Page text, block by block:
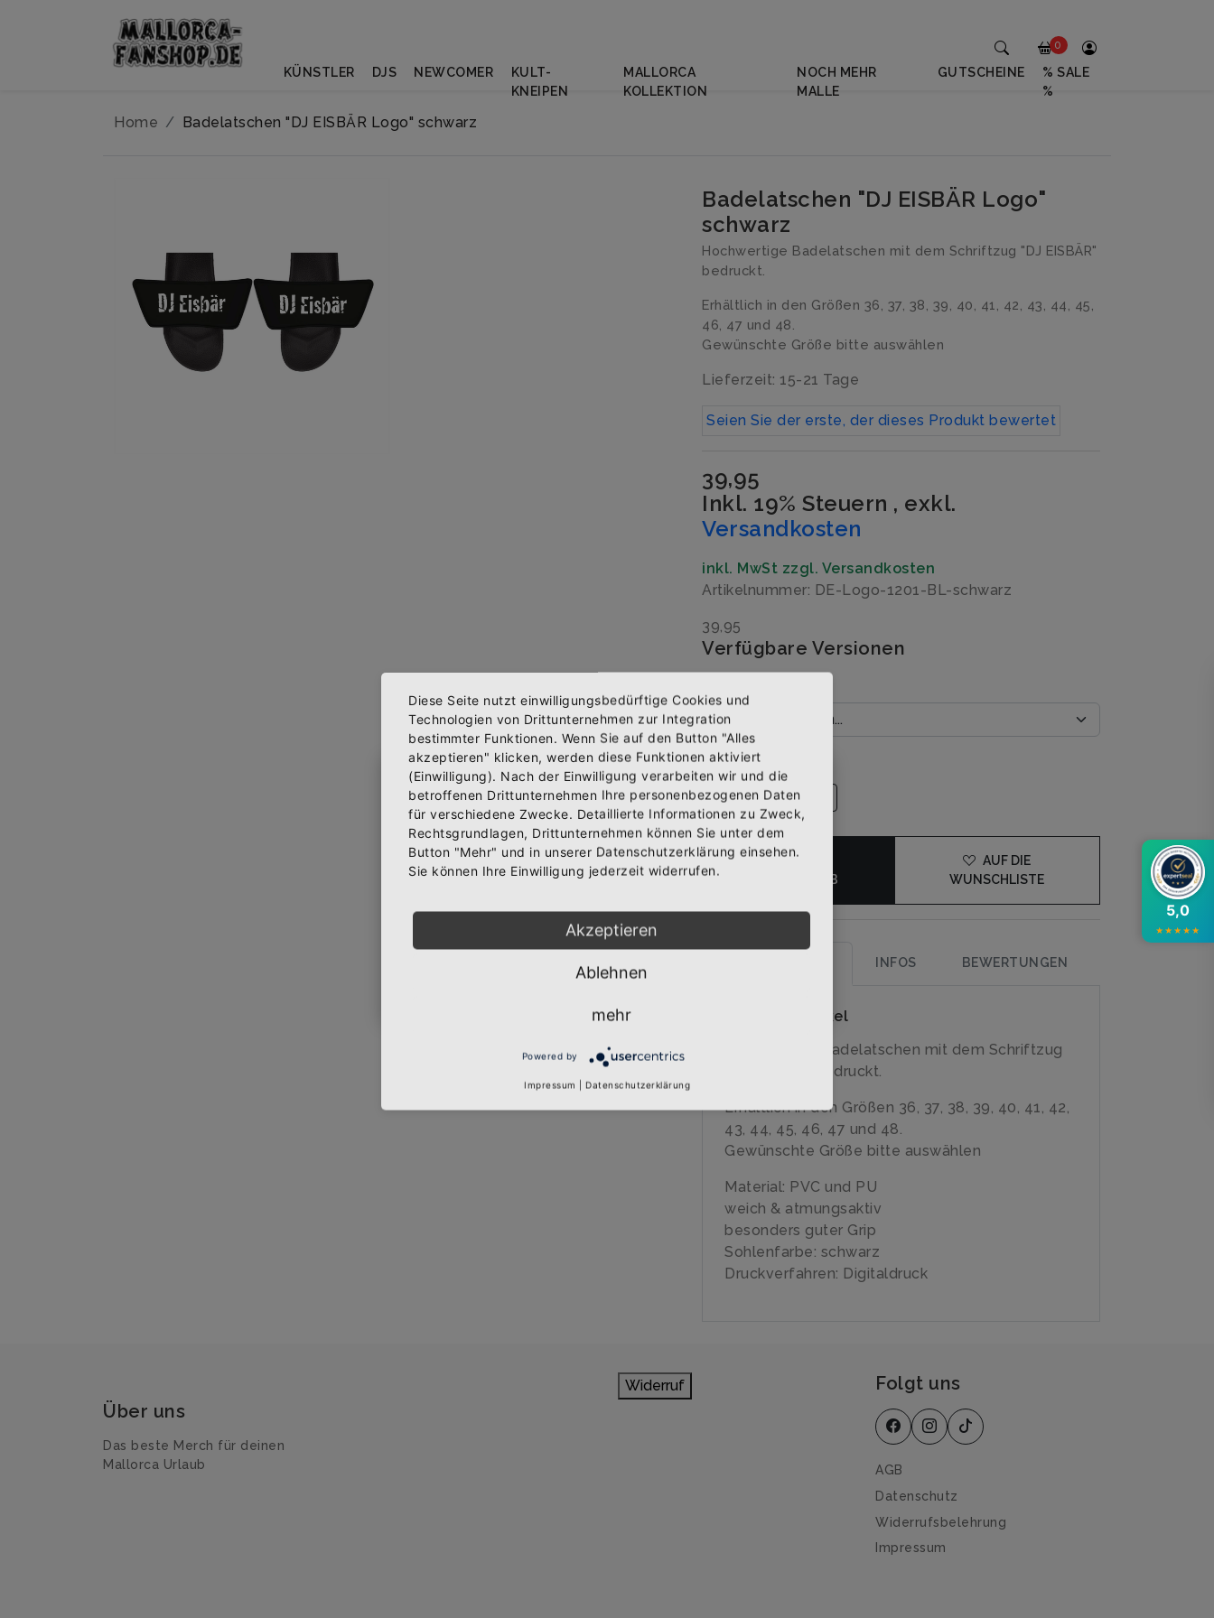
Home Badelatschen "DJ EISBÄR Logo" schwarz
Badelatschen "DJ EISBÄR Logo"
schwarz
Hochwertige Badelatschen mit dem Schriftzug "DJ EISBÄR"
bedruckt.
Erhältlich in den Größen 36, 37, 38, 39, 40, 41, 42, 43, 44, 45,
46, 47 und 48.
Gewünschte Größe bitte auswählen
Lieferzeit: 15-21 Tage
Seien Sie der erste, der dieses Produkt bewertet
39,95
Inkl. 19% Steuern , exkl.
Versandkosten
inkl. MwSt zzgl. Versandkosten
Artikelnummer: DE-Logo-1201-BL-schwarz
39,95
Verfügbare Versionen
Menge
IN DEN
WARENKORB
AUF DIE
WUNSCHLISTE
INFOS BEWERTUNGEN
Über den Artikel
Hochwertige Badelatschen mit dem Schriftzug
"DJ EISBÄR" bedruckt.
Erhältlich in den Größen 36, 37, 38, 39, 40, 41, 42,
43, 44, 45, 46, 47 und 48.
Gewünschte Größe bitte auswählen
Material: PVC und PU
weich & atmungsaktiv
besonders guter Grip
Sohlenfarbe: schwarz
Druckverfahren: Digitaldruck
Über uns
Das beste Merch für deinen
Mallorca Urlaub
Widerruf Folgt uns
AGB
Datenschutz
Widerrufsbelehrung
Impressum
Abonniere jetzt unseren Newsletter
Bekomme die aktuellsten News über neue Produkte und
zudem einen 10% Gutschein für deine nächste
Bestellung.
Abonnieren
0
KÜNSTLER DJS NEWCOMER
KULT-
KNEIPEN
MALLORCA
KOLLEKTION
NOCH MEHR
MALLE
GUTSCHEINE
% SALE
%
5,0
★★★★★
Diese Seite nutzt einwilligungsbedürftige Cookies und
Technologien von Drittunternehmen zur Integration
bestimmter Funktionen. Wenn Sie auf den Button "Alles
akzeptieren" klicken, werden diese Funktionen aktiviert
(Einwilligung). Nach der Einwilligung verarbeiten wir und die
betroffenen Drittunternehmen Ihre personenbezogenen Daten
für verschiedene Zwecke. Detaillierte Informationen zu Zweck,
Rechtsgrundlagen, Drittunternehmen können Sie unter dem
Button "Mehr" und in unserer Datenschutzerklärung einsehen.
Sie können Ihre Einwilligung jederzeit widerrufen.
Akzeptieren
Ablehnen
mehr
Powered by
Impressum Datenschutzerklärung